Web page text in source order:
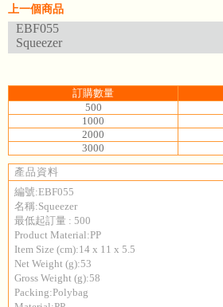
上一個商品
EBF055
Squeezer
訂購數量
500
1000
2000
3000
產品資料
編號:EBF055
名稱:Squeezer
最低起訂量 : 500
Product Material:PP
Item Size (cm):14 x 11 x 5.5
Net Weight (g):53
Gross Weight (g):58
Packing:Polybag